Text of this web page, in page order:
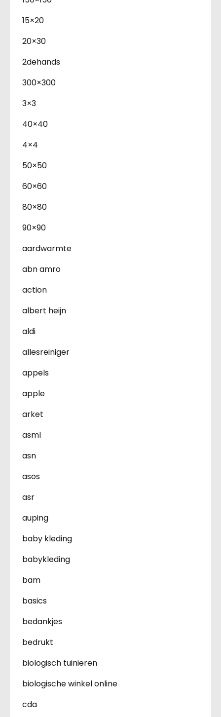
15×20
20×30
2dehands
300×300
3×3
40×40
4×4
50×50
60×60
80×80
90×90
aardwarmte
abn amro
action
albert heijn
aldi
allesreiniger
appels
apple
arket
asml
asn
asos
asr
auping
baby kleding
babykleding
bam
basics
bedankjes
bedrukt
biologisch tuinieren
biologische winkel online
cda